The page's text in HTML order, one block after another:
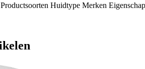
Productsoorten Huidtype Merken